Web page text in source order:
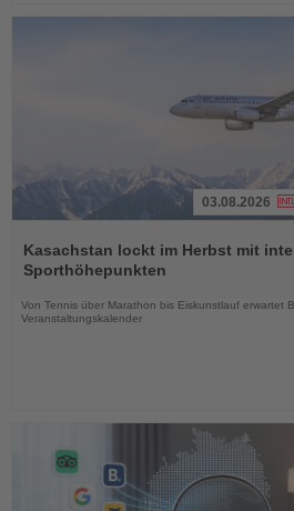
Sie
die
Nachrichten
03.08.2026
Kasachstan lockt im Herbst mit
Sporthöhepunkten
Von Tennis über Marathon bis Eiskunstlauf erwartet
Veranstaltungskalender